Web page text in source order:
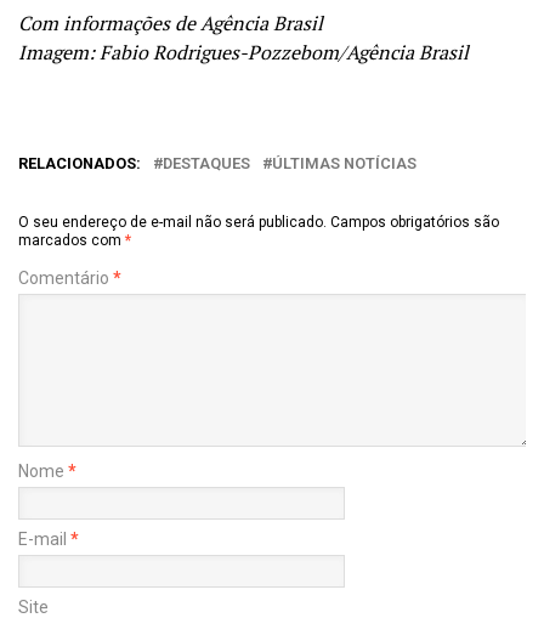
Com informações deAgência Brasil
Imagem: Fabio Rodrigues-Pozzebom/Agência Brasil
RELACIONADOS: DESTAQUES ÚLTIMAS NOTÍCIAS
O seu endereço de e-mail não será publicado. Campos obrigatórios são
marcados com *
Comentário *
Nome *
E-mail *
Site